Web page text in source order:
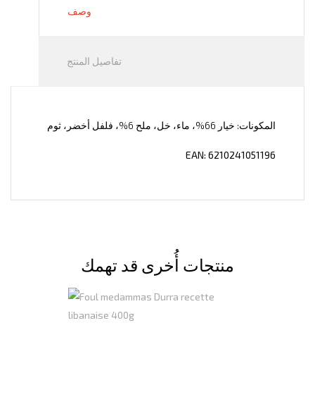
وصف
تفاصيل المنتج
المكونات: خيار 66%، ماء، خل، ملح 6%، فلفل أخضر، ثوم
EAN: 6210241051196
منتجات أُخرى قد تهمك